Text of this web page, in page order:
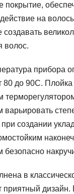
покрытие,
на
волос.
прибора
80 до 90С.
создании
в
приятный дизайн.